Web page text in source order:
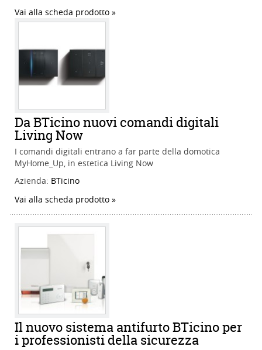
Vai alla scheda prodotto
Da BTicino nuovi comandi digitali
Living Now
I comandi digitali entrano a far parte della domotica
MyHome_Up, in estetica Living Now
Azienda: BTicino
Vai alla scheda prodotto
Il nuovo sistema antifurto BTicino per
i professionisti della sicurezza